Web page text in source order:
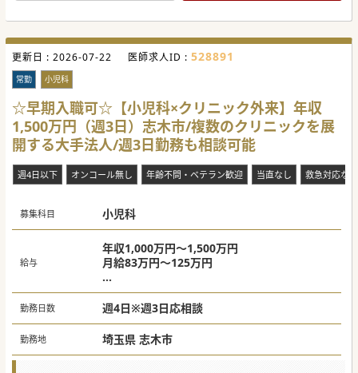
更新日 : 2026-07-22 医師求人ID : 528891
常勤 小児科
☆早期入職可☆【小児科×クリニック外来】年収
1,500万円（週3日）志木市/複数のクリニックを展
開する大手法人/週3日勤務も相談可能
週4日以下 オンコール無し 年齢不問・ベテラン歓迎 当直なし 救急対応なし
募集科目 小児科
給与
年収1,000万円～1,500万円
月給83万円～125万円
※上記は週3日勤務の給与目安です。
※専門医・スキル・人柄により面接の上決定
いたします。
勤務日数 週4日※週3日応相談
勤務地 埼玉県 志木市